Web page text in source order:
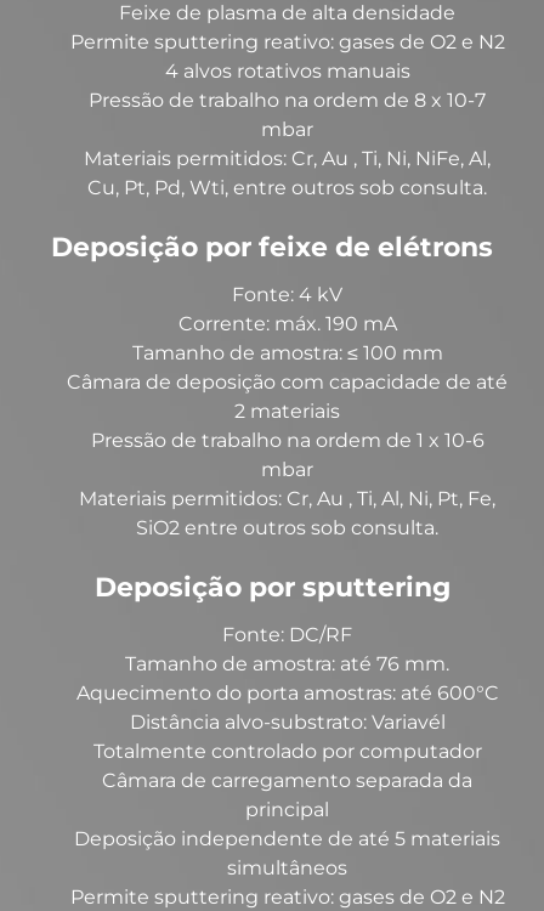
Feixe de plasma de alta densidade
Permite sputtering reativo: gases de O2 e N2
4 alvos rotativos manuais
Pressão de trabalho na ordem de 8 x 10-7
mbar
Materiais permitidos: Cr, Au , Ti, Ni, NiFe, Al,
Cu, Pt, Pd, Wti, entre outros sob consulta.
Deposição por feixe de elétrons
Fonte: 4 kV
Corrente: máx. 190 mA
Tamanho de amostra: ≤ 100 mm
Câmara de deposição com capacidade de até
2 materiais
Pressão de trabalho na ordem de 1 x 10-6
mbar
Materiais permitidos: Cr, Au , Ti, Al, Ni, Pt, Fe,
SiO2 entre outros sob consulta.
Deposição por sputtering
Fonte: DC/RF
Tamanho de amostra: até 76 mm.
Aquecimento do porta amostras: até 600°C
Distância alvo-substrato: Variavél
Totalmente controlado por computador
Câmara de carregamento separada da
principal
Deposição independente de até 5 materiais
simultâneos
Permite sputtering reativo: gases de O2 e N2